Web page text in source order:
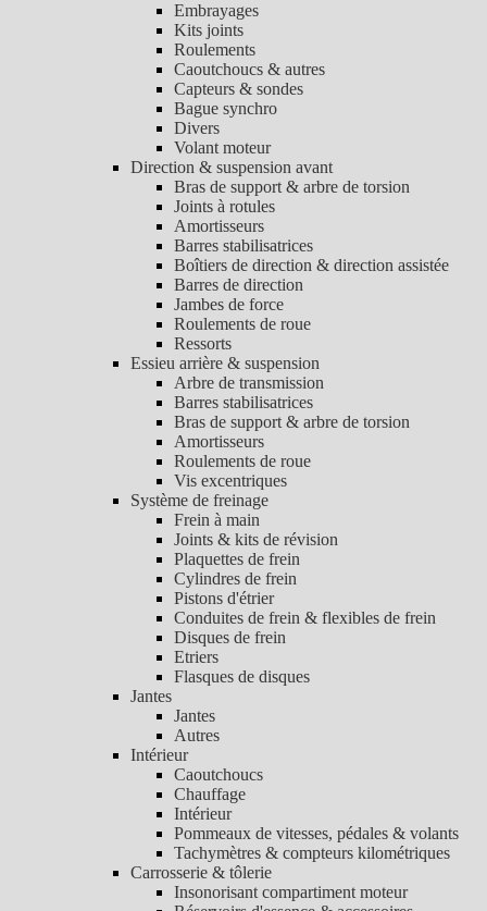
Embrayages
Kits joints
Roulements
Caoutchoucs & autres
Capteurs & sondes
Bague synchro
Divers
Volant moteur
Direction & suspension avant
Bras de support & arbre de torsion
Joints à rotules
Amortisseurs
Barres stabilisatrices
Boîtiers de direction & direction assistée
Barres de direction
Jambes de force
Roulements de roue
Ressorts
Essieu arrière & suspension
Arbre de transmission
Barres stabilisatrices
Bras de support & arbre de torsion
Amortisseurs
Roulements de roue
Vis excentriques
Système de freinage
Frein à main
Joints & kits de révision
Plaquettes de frein
Cylindres de frein
Pistons d'étrier
Conduites de frein & flexibles de frein
Disques de frein
Etriers
Flasques de disques
Jantes
Jantes
Autres
Intérieur
Caoutchoucs
Chauffage
Intérieur
Pommeaux de vitesses, pédales & volants
Tachymètres & compteurs kilométriques
Carrosserie & tôlerie
Insonorisant compartiment moteur